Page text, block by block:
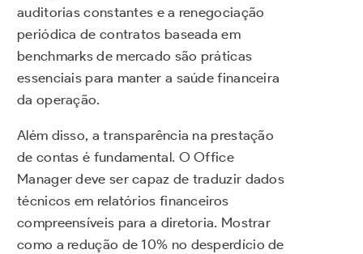
auditorias constantes e a renegociação
periódica de contratos baseada em
benchmarks de mercado são práticas
essenciais para manter a saúde financeira
da operação.
Além disso, a transparência na prestação
de contas é fundamental. O Office
Manager deve ser capaz de traduzir dados
técnicos em relatórios financeiros
compreensíveis para a diretoria. Mostrar
como a redução de 10% no desperdício de